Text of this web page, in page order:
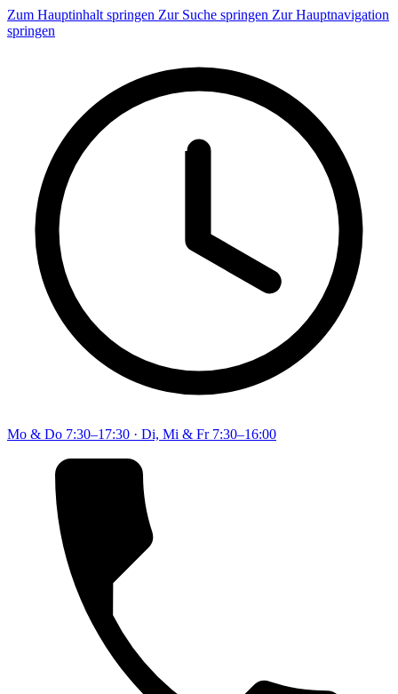
Zum Hauptinhalt springen Zur Suche springen Zur Hauptnavigation
springen
Mo & Do 7:30–17:30 · Di, Mi & Fr 7:30–16:00